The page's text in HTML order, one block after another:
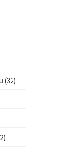
(32)